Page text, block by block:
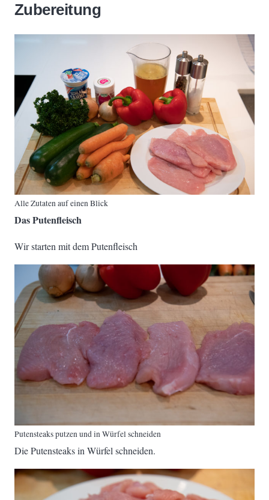
Zubereitung
Alle Zutaten auf einen Blick
Das Putenfleisch
Wir starten mit dem Putenfleisch
Putensteaks putzen und in Würfel schneiden
Die Putensteaks in Würfel schneiden.